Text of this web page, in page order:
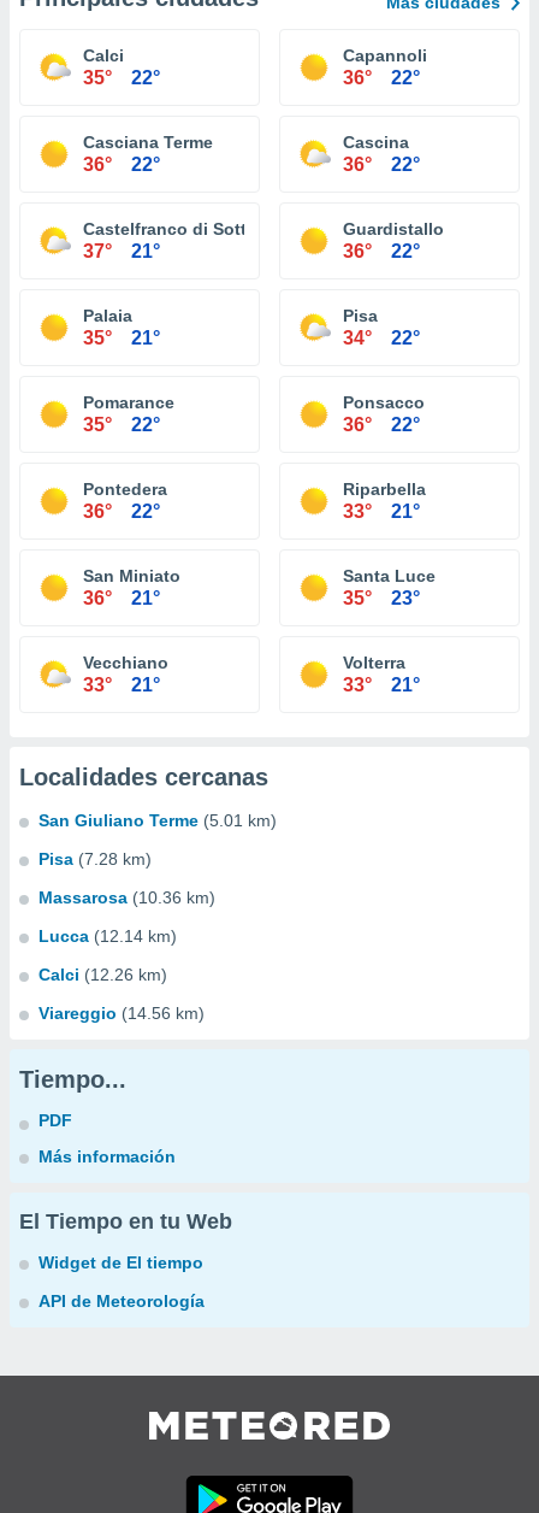
Calci
35° 22°
Capannoli
36° 22°
Casciana Terme
36° 22°
Cascina
36° 22°
Castelfranco di Sotto
37° 21°
Guardistallo
36° 22°
Palaia
35° 21°
Pisa
34° 22°
Pomarance
35° 22°
Ponsacco
36° 22°
Pontedera
36° 22°
Riparbella
33° 21°
San Miniato
36° 21°
Santa Luce
35° 23°
Vecchiano
33° 21°
Volterra
33° 21°
Localidades cercanas
San Giuliano Terme (5.01 km)
Pisa (7.28 km)
Massarosa (10.36 km)
Lucca (12.14 km)
Calci (12.26 km)
Viareggio (14.56 km)
Tiempo...
PDF
Más información
El Tiempo en tu Web
Widget de El tiempo
API de Meteorología